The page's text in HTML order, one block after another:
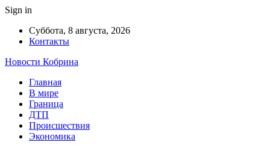
Sign in
Суббота, 8 августа, 2026
Контакты
Новости Кобрина
Главная
В мире
Граница
ДТП
Происшествия
Экономика